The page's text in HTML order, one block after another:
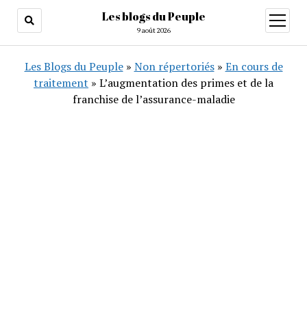
Les blogs du Peuple
9 août 2026
ouvrir
menu
Les Blogs du Peuple» Non répertoriés» En cours de
traitement » L’augmentation des primes et de la
franchise de l’assurance-maladie